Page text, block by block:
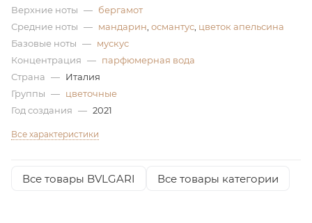
Верхние ноты — бергамот
Средние ноты — мандарин османтус цветок апельсина
Базовые ноты — мускус
Концентрация — парфюмерная вода
Страна — Италия
Группы — цветочные
Год создания — 2021
Все характеристики
Все товары BVLGARI Все товары категории